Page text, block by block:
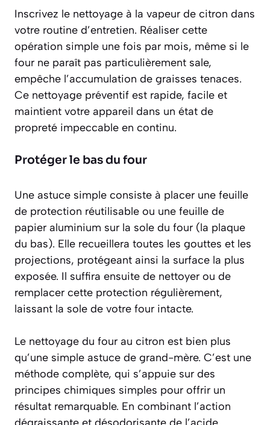
Inscrivez le nettoyage à la vapeur de citron dans
votre routine d’entretien. Réaliser cette
opération simple une fois par mois, même si le
four ne paraît pas particulièrement sale,
empêche l’accumulation de graisses tenaces.
Ce nettoyage préventif est rapide, facile et
maintient votre appareil dans un état de
propreté impeccable en continu.
Protéger le bas du four
Une astuce simple consiste à placer une feuille
de protection réutilisable ou une feuille de
papier aluminium sur la sole du four (la plaque
du bas). Elle recueillera toutes les gouttes et les
projections, protégeant ainsi la surface la plus
exposée. Il suffira ensuite de nettoyer ou de
remplacer cette protection régulièrement,
laissant la sole de votre four intacte.
Le nettoyage du four au citron est bien plus
qu’une simple astuce de grand-mère. C’est une
méthode complète, qui s’appuie sur des
principes chimiques simples pour offrir un
résultat remarquable. En combinant l’action